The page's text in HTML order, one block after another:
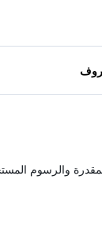
والرسوم